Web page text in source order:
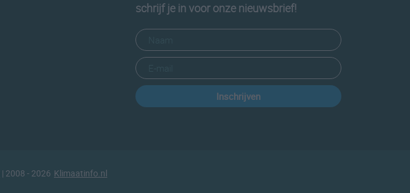
schrijf je in voor onze nieuwsbrief!
Inschrijven
| 2008 - 2026 Klimaatinfo.nl